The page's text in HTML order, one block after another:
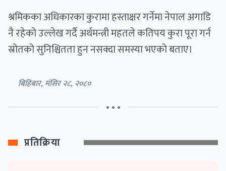
श्रमिकका अधिकारका कुरामा हस्ताक्षर गर्नेमा नेपाल अगाडि
नै रहेको उल्लेख गर्दै अर्थमन्त्री महतले कतिपय कुरा पूरा गर्न
स्रोतको सुनिश्चितता हुन नसक्दा समस्या भएको बताए।
बिहिबार, मंसिर २८, २०८०
• • •
प्रतिक्रिया